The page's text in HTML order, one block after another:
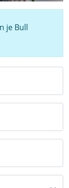
je Bull